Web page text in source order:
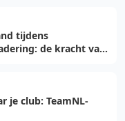
tijdens
de kracht van
je club: TeamNL-